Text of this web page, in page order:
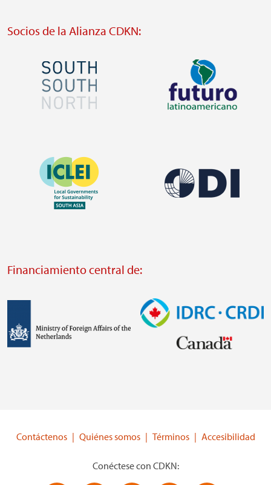
Socios de la Alianza CDKN:
Imagen
website
https://southsouthnorth.org/
Imagen
website
https://www.ffla.net/
Imagen
website
Imagen
Financiamiento central de:
of-
Imagen
Contáctenos
Quiénes somos Términos Accesibilidad
Conéctese con CDKN: